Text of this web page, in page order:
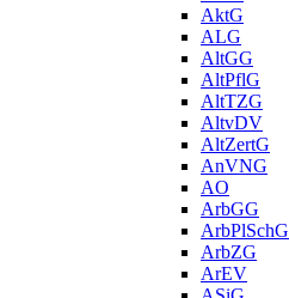
AktG
ALG
AltGG
AltPflG
AltTZG
AltvDV
AltZertG
AnVNG
AO
ArbGG
ArbPlSchG
ArbZG
ArEV